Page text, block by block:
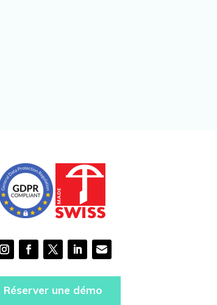
Réserver une démo